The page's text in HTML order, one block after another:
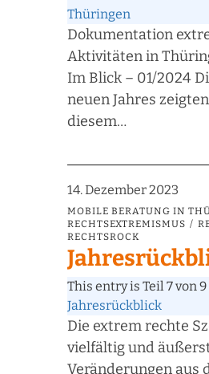
Thüringen
Dokumentation
Aktivitäten in
Im Blick – 01/2024
neuen Jahres
diesem…
14. Dezember 2023
MOBILE BERATUNG IN
RECHTSEXTREMISMUS
RECHTSROCK
This entry is Teil 7 von
Jahresrückblick
Die extrem rechte
vielfältig und
Veränderungen aus